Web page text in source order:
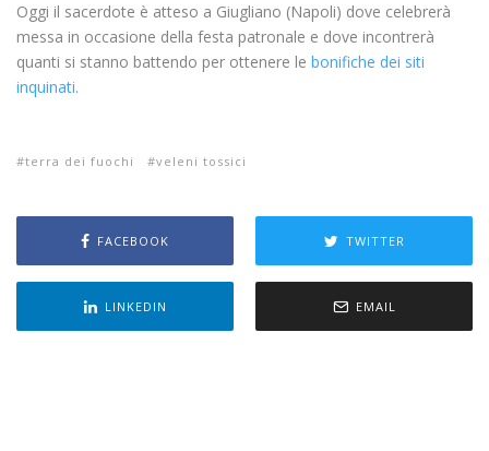
Oggi il sacerdote è atteso a Giugliano (Napoli) dove celebrerà
messa in occasione della festa patronale e dove incontrerà
quanti si stanno battendo per ottenere le bonifiche dei siti
inquinati.
terra dei fuochi veleni tossici
FACEBOOK TWITTER
LINKEDIN EMAIL